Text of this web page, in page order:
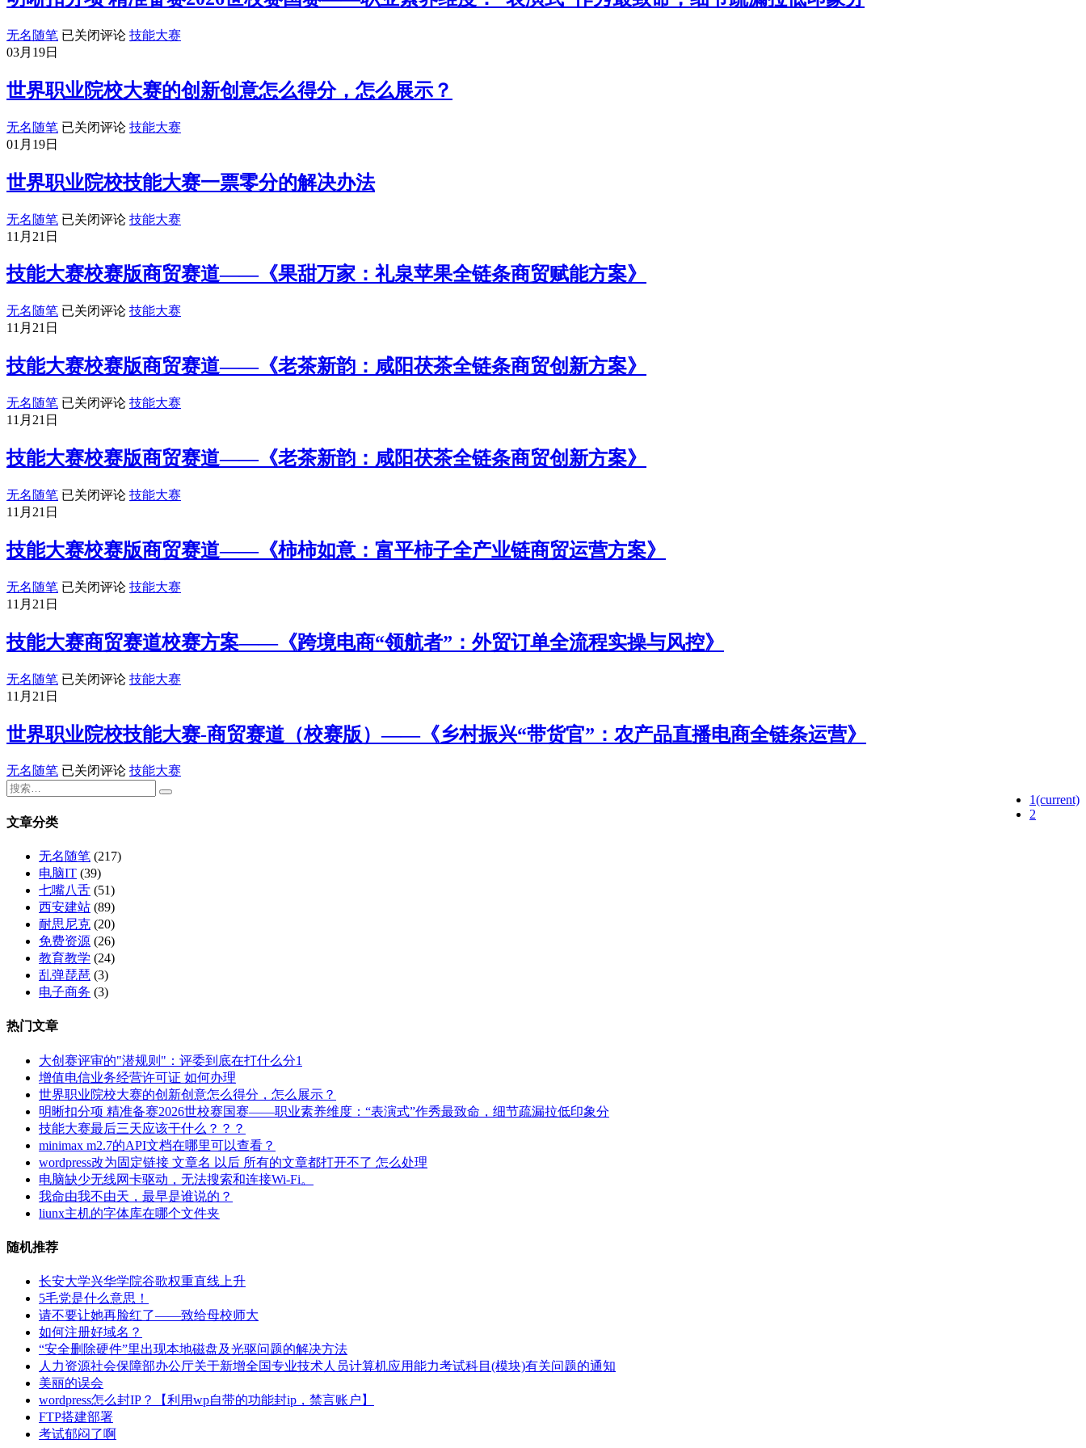
最
后
三
应
该
什
无名随笔 明
分
项
精
准
赛
2026
校
赛
——
业
维
“表
作
秀
最
致
细
节
漏
印
分
已关闭评论 技能大赛
03月19日
世界职业院校大赛的创新创意怎么得分，怎么展示？
无名随笔 世
业
院
校
大
的
创
创
么
分，
展
示？
已关闭评论 技能大赛
01月19日
世界职业院校技能大赛一票零分的解决办法
无名随笔 世
业
院
校
技
大
赛
票
的
决
已关闭评论 技能大赛
11月21日
技能大赛校赛版商贸赛道——《果甜万家：礼泉苹果全链条商贸赋能方案》
无名随笔 技
赛
校
赛
版
贸
赛
——
万
家：
礼
泉
果
全
条
赋
能
方
案》
已关闭评论 技能大赛
11月21日
技能大赛校赛版商贸赛道——《老茶新韵：咸阳茯茶全链条商贸创新方案》
无名随笔 技
赛
校
赛
版
贸
赛
——
新
韵：
咸
阳
茶
全
条
方
案》
已关闭评论 技能大赛
11月21日
技能大赛校赛版商贸赛道——《老茶新韵：咸阳茯茶全链条商贸创新方案》
无名随笔 技
赛
校
赛
版
贸
赛
——
新
韵：
咸
阳
茯
链
条
商
贸
创
新
方
案》
已关闭评论 技能大赛
11月21日
技能大赛校赛版商贸赛道——《柿柿如意：富平柿子全产业链商贸运营方案》
无名随笔 技
赛
校
赛
版
贸
赛
——
富
平
柿
子
全
产
业
链
商
方
案》
已关闭评论 技能大赛
11月21日
技能大赛商贸赛道校赛方案——《跨境电商“领航者”：外贸订单全流程实操与风控》
无名随笔 技
赛
商
贸
赛
道
方
案
——
《跨
境
电
商
“领
航
者”：
单
全
流
程
实
操
与
风
控》
已关闭评论 技能大赛
11月21日
世界职业院校技能大赛-商贸赛道（校赛版）——《乡村振兴“带货官”：农产品直播电商全链条运营》
无名随笔 世
校
技
能
大
赛-
商
贸
赛
道
——
《乡
村
振
兴
“带
货
官”：
农
产
电
商
全
链
条
运
营》
已关闭评论 技能大赛
1(current)
2
文章分类
无名随笔 (217)
电脑IT (39)
七嘴八舌 (51)
西安建站 (89)
耐思尼克 (20)
免费资源 (26)
教育教学 (24)
乱弹琵琶 (3)
电子商务 (3)
热门文章
大创赛评审的"潜规则"：评委到底在打什么分1
增值电信业务经营许可证 如何办理
世界职业院校大赛的创新创意怎么得分，怎么展示？
明晰扣分项 精准备赛2026世校赛国赛——职业素养维度：“表演式”作秀最致命，细节疏漏拉低印象分
技能大赛最后三天应该干什么？？？
minimax m2.7的API文档在哪里可以查看？
wordpress改为固定链接 文章名 以后 所有的文章都打开不了 怎么处理
电脑缺少无线网卡驱动，无法搜索和连接Wi-Fi。
我命由我不由天，最早是谁说的？
liunx主机的字体库在哪个文件夹
随机推荐
长安大学兴华学院谷歌权重直线上升
5毛党是什么意思！
请不要让她再脸红了——致给母校师大
如何注册好域名？
“安全删除硬件”里出现本地磁盘及光驱问题的解决方法
人力资源社会保障部办公厅关于新增全国专业技术人员计算机应用能力考试科目(模块)有关问题的通知
美丽的误会
wordpress怎么封IP？【利用wp自带的功能封ip，禁言账户】
FTP搭建部署
考试郁闷了啊